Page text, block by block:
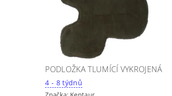
PODLOŽKA TLUMÍCÍ VYKROJENÁ
4 - 8 týdnů